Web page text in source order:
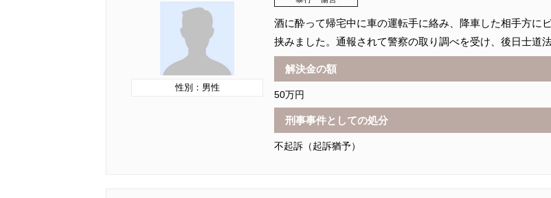
性別：男性
酒に酔って帰宅中に車の運転手に絡み、降車した相手方に
挟みました。通報されて警察の取り調べを受け、後日士道
解決金の額
50万円
刑事事件としての処分
不起訴（起訴猶予）